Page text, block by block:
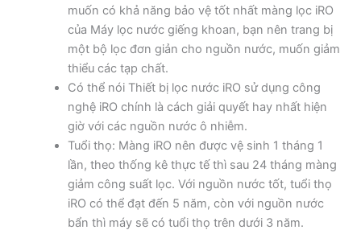
muốn có khả năng bảo vệ tốt nhất màng lọc iRO
của Máy lọc nước giếng khoan, bạn nên trang bị
một bộ lọc đơn giản cho nguồn nước, muốn giảm
thiểu các tạp chất.
Có thể nói Thiết bị lọc nước iRO sử dụng công
nghệ iRO chính là cách giải quyết hay nhất hiện
giờ với các nguồn nước ô nhiễm.
Tuổi thọ: Màng iRO nên được vệ sinh 1 tháng 1
lần, theo thống kê thực tế thì sau 24 tháng màng
giảm công suất lọc. Với nguồn nước tốt, tuổi thọ
iRO có thể đạt đến 5 năm, còn với nguồn nước
bẩn thì máy sẽ có tuổi thọ trên dưới 3 năm.